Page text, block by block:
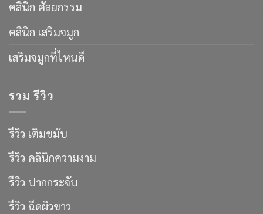
คลินิก ศัลยกรรม
คลินิก เสริมจมูก
เสริมจมูกที่ไหนดี
รวม รีวิว
รีวิว เติมขมับ
รีวิว คลินิกความงาม
รีวิว ปากกระจับ
รีวิว ฉีดผิวขาว